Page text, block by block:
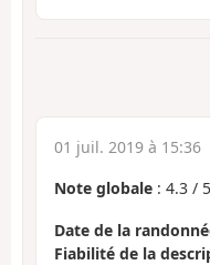
01 juil. 2019 à 15:36
Note globale : 4.3 / 5
Date de la
Fiabilité de la